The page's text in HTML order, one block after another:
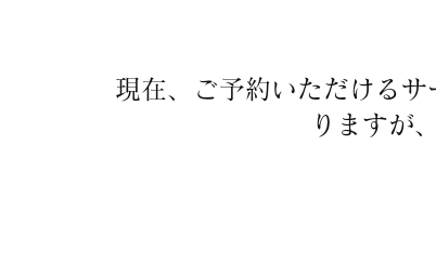
現在、ご予約いただける
りますが